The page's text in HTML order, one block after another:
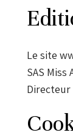
Le site
SAS
Directeur